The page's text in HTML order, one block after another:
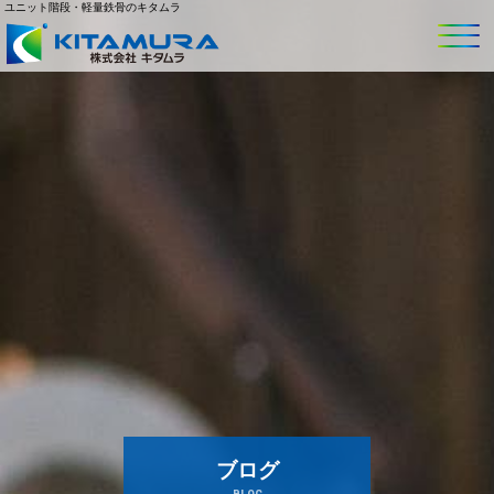
ユニット階段・軽量鉄骨のキタムラ
ブログ